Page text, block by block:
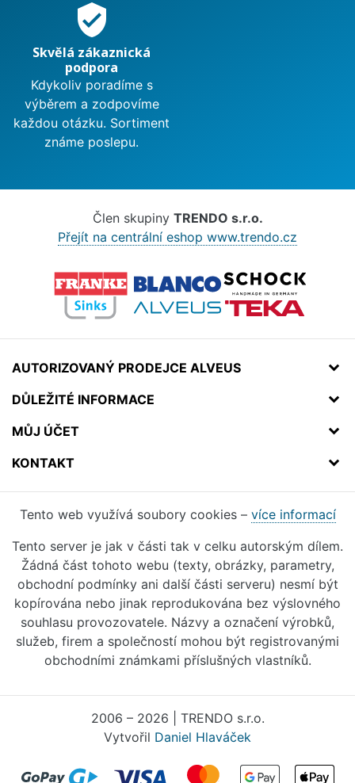
verified_user
Skvělá zákaznická
podpora
Kdykoliv poradíme s
výběrem a zodpovíme
každou otázku. Sortiment
známe poslepu.
Člen skupiny TRENDO s.r.o.
Přejít na centrální eshop www.trendo.cz
AUTORIZOVANÝ PRODEJCE ALVEUS
DŮLEŽITÉ INFORMACE
MŮJ ÚČET
KONTAKT
Tento web využívá soubory cookies – více informací
Tento server je jak v části tak v celku autorským dílem.
Žádná část tohoto webu (texty, obrázky, parametry,
obchodní podmínky ani další části serveru) nesmí být
kopírována nebo jinak reprodukována bez výslovného
souhlasu provozovatele. Názvy a označení výrobků,
služeb, firem a společností mohou být registrovanými
obchodními známkami příslušných vlastníků.
2006 – 2026 | TRENDO s.r.o.
Vytvořil Daniel Hlaváček